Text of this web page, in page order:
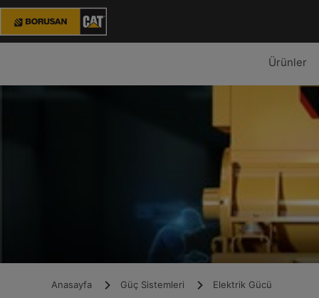
Ürünler
Anasayfa Güç Sistemleri Elektrik Gücü